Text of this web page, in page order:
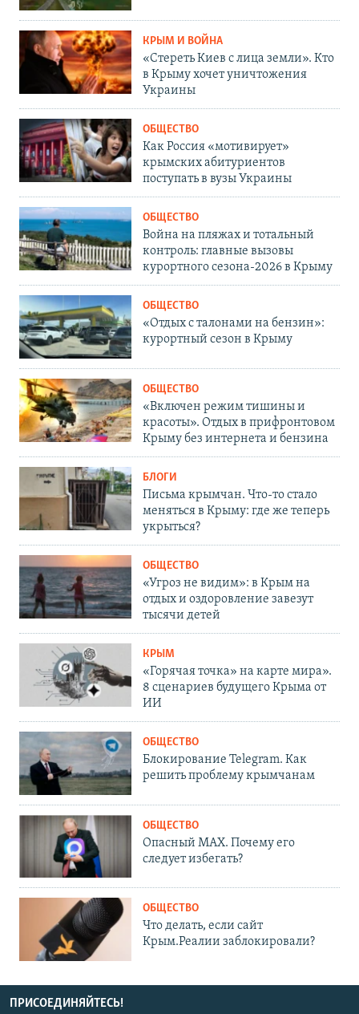
КРЫМ И ВОЙНА
«Стереть Киев с лица земли». Кто
в Крыму хочет уничтожения
Украины
ОБЩЕСТВО
Как Россия «мотивирует»
крымских абитуриентов
поступать в вузы Украины
ОБЩЕСТВО
Война на пляжах и тотальный
контроль: главные вызовы
курортного сезона-2026 в Крыму
ОБЩЕСТВО
«Отдых с талонами на бензин»:
курортный сезон в Крыму
ОБЩЕСТВО
«Включен режим тишины и
красоты». Отдых в прифронтовом
Крыму без интернета и бензина
БЛОГИ
Письма крымчан. Что-то стало
меняться в Крыму: где же теперь
укрыться?
ОБЩЕСТВО
«Угроз не видим»: в Крым на
отдых и оздоровление завезут
тысячи детей
КРЫМ
«Горячая точка» на карте мира».
8 сценариев будущего Крыма от
ИИ
ОБЩЕСТВО
Блокирование Telegram. Как
решить проблему крымчанам
ОБЩЕСТВО
Опасный MAX. Почему его
следует избегать?
ОБЩЕСТВО
Что делать, если сайт
Крым.Реалии заблокировали?
ПРИСОЕДИНЯЙТЕСЬ!